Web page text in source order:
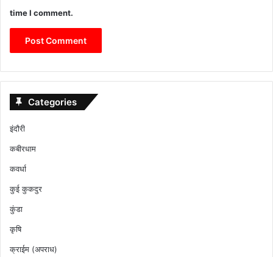
time I comment.
Categories
इंदौरी
कबीरधाम
कवर्धा
कुई कुकदुर
कुंडा
कृषि
क्राईम (अपराध)